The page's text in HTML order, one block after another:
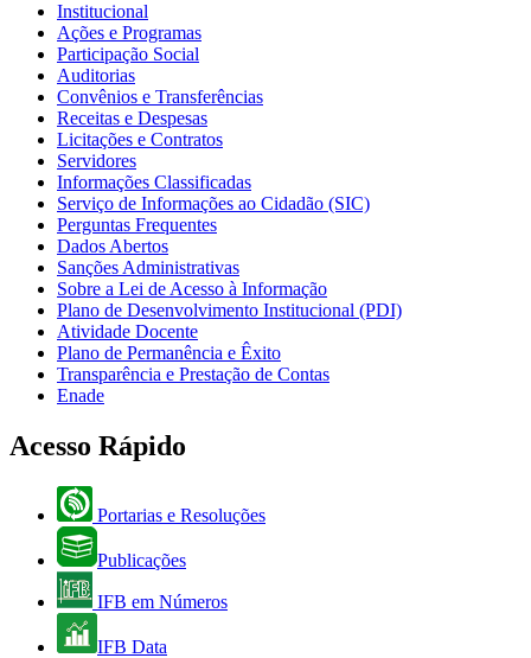
Institucional
Ações e Programas
Participação Social
Auditorias
Convênios e Transferências
Receitas e Despesas
Licitações e Contratos
Servidores
Informações Classificadas
Serviço de Informações ao Cidadão (SIC)
Perguntas Frequentes
Dados Abertos
Sanções Administrativas
Sobre a Lei de Acesso à Informação
Plano de Desenvolvimento Institucional (PDI)
Atividade Docente
Plano de Permanência e Êxito
Transparência e Prestação de Contas
Enade
Acesso Rápido
Portarias e Resoluções
Publicações
IFB em Números
IFB Data